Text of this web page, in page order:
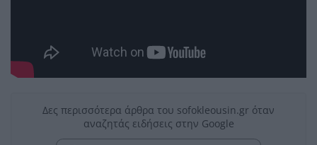
Δες περισσότερα άρθρα του sofokleousin.gr όταν
αναζητάς ειδήσεις στην Google